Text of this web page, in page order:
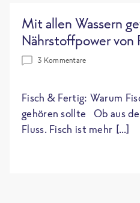
Mit allen Wassern
Nährstoffpower von
3 Kommentare
Fisch & Fertig: Warum
gehören sollte Ob aus
Fluss. Fisch ist mehr […]